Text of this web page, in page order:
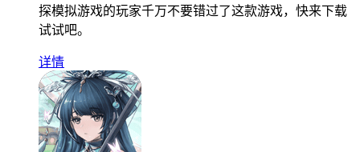
探模拟游戏的玩家千万不要错过了这款游戏，快来下载
试试吧。
详情